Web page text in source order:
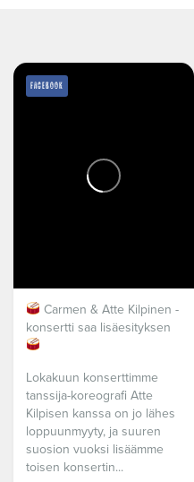
Carmen & Atte Kilpinen -
konsertti saa lisäesityksen
Lokakuun konserttimme
tanssija-koreografi Atte
Kilpisen kanssa on jo lähes
loppuunmyyty, ja suuren
suosion vuoksi lisäämme
toisen konsertin...
FACEBOOK